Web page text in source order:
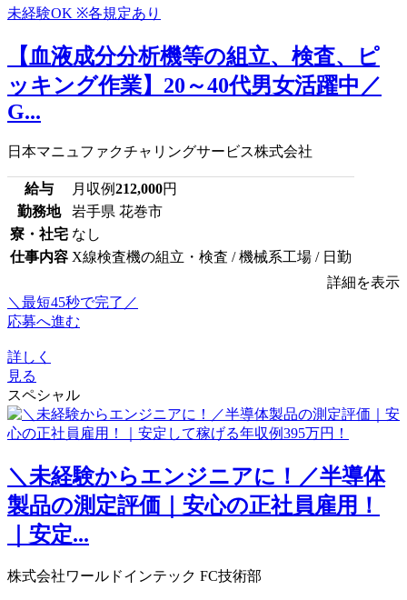
【血液成分分析機等の組立、検査、ピ
ッキング作業】20～40代男女活躍中／
G...
日本マニュファクチャリングサービス株式会社
給与 月収例212,000円
勤務地
岩手県 花巻市
寮・社宅 なし
仕事内容 X線検査機の組立・検査 / 機械系工場 / 日勤
詳細を表示
＼最短45秒で完了／
応募へ進む
詳しく
見る
スペシャル
＼未経験からエンジニアに！／半導体
製品の測定評価｜安心の正社員雇用！
｜安定...
株式会社ワールドインテック FC技術部